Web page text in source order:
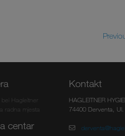
Hagleitner
radna mjesta
centar
Kontakt
HAGLEITNER
74400 Derventa,